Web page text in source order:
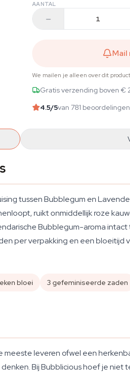
AANTAL
Mail
We mailen je alleen over dit
Gratis verzending boven €
4.5/5van 781 beoordelingen
tussen Bubblegum en
ruikt onmiddellijk roze
Bubblegum-aroma
per verpakking en een bloeitijd
bloei 3 gefeminiseerde zaden
meeste leveren ofwel een
Bij Bubblicious hoef je